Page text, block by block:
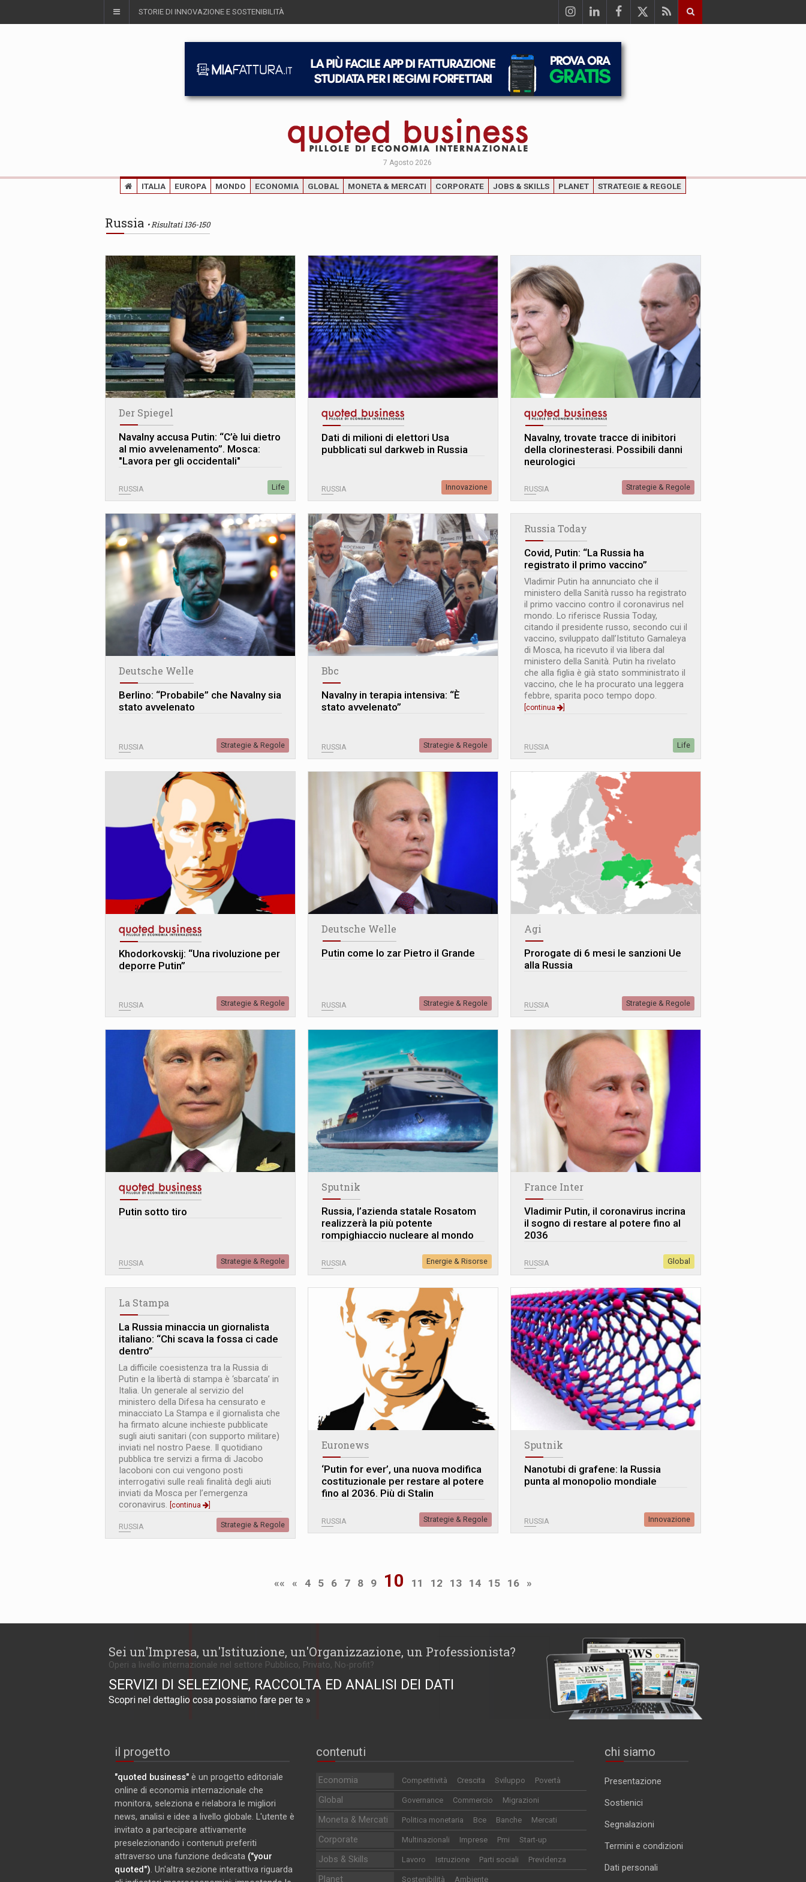
STORIE DI INNOVAZIONE E SOSTENIBILITÀ
7 Agosto 2026
ITALIA EUROPA MONDO ECONOMIA GLOBAL MONETA & MERCATI CORPORATE JOBS & SKILLS PLANET STRATEGIE & REGOLE
Russia Risultati 136-150
Der Spiegel
Navalny accusa Putin: “C’è lui dietro
al mio avvelenamento”. Mosca:
"Lavora per gli occidentali"
RUSSIA Life
Dati di milioni di elettori Usa
pubblicati sul darkweb in Russia
RUSSIA Innovazione
Navalny, trovate tracce di inibitori
della clorinesterasi. Possibili danni
neurologici
RUSSIA Strategie & Regole
Deutsche Welle
Berlino: “Probabile” che Navalny sia
stato avvelenato
RUSSIA Strategie & Regole
Bbc
Navalny in terapia intensiva: “È
stato avvelenato”
RUSSIA Strategie & Regole
Russia Today
Covid, Putin: “La Russia ha
registrato il primo vaccino”
Vladimir Putin ha annunciato che il
ministero della Sanità russo ha registrato
il primo vaccino contro il coronavirus nel
mondo. Lo riferisce Russia Today,
citando il presidente russo, secondo cui il
vaccino, sviluppato dall’Istituto Gamaleya
di Mosca, ha ricevuto il via libera dal
ministero della Sanità. Putin ha rivelato
che alla figlia è già stato somministrato il
vaccino, che le ha procurato una leggera
febbre, sparita poco tempo dopo.
[continua ]
RUSSIA Life
Khodorkovskij: “Una rivoluzione per
deporre Putin”
RUSSIA Strategie & Regole
Deutsche Welle
Putin come lo zar Pietro il Grande
RUSSIA Strategie & Regole
Agi
Prorogate di 6 mesi le sanzioni Ue
alla Russia
RUSSIA Strategie & Regole
Putin sotto tiro
RUSSIA Strategie & Regole
Sputnik
Russia, l’azienda statale Rosatom
realizzerà la più potente
rompighiaccio nucleare al mondo
RUSSIA Energie & Risorse
France Inter
Vladimir Putin, il coronavirus incrina
il sogno di restare al potere fino al
2036
RUSSIA Global
La Stampa
La Russia minaccia un giornalista
italiano: “Chi scava la fossa ci cade
dentro”
La difficile coesistenza tra la Russia di
Putin e la libertà di stampa è ‘sbarcata’ in
Italia. Un generale al servizio del
ministero della Difesa ha censurato e
minacciato La Stampa e il giornalista che
ha firmato alcune inchieste pubblicate
sugli aiuti sanitari (con supporto militare)
inviati nel nostro Paese. Il quotidiano
pubblica tre servizi a firma di Jacobo
Iacoboni con cui vengono posti
interrogativi sulle reali finalità degli aiuti
inviati da Mosca per l’emergenza
coronavirus. [continua
RUSSIA Strategie & Regole
Euronews
‘Putin for ever’, una nuova modifica
costituzionale per restare al potere
fino al 2036. Più di Stalin
RUSSIA Strategie & Regole
Sputnik
Nanotubi di grafene: la Russia
punta al monopolio mondiale
RUSSIA Innovazione
«« « 4 5 6 7 8 9 10 11 12 13 14 15 16 »
Sei un'Impresa, un'Istituzione, un'Organizzazione, un Professionista?
Operi a livello internazionale nel settore Pubblico, Privato, No-profit?
SERVIZI DI SELEZIONE, RACCOLTA ED ANALISI DEI DATI
Scopri nel dettaglio cosa possiamo fare per te »
il progetto
"quoted business" è un progetto editoriale
online di economia internazionale che
monitora, seleziona e rielabora le migliori
news, analisi e idee a livello globale. L'utente è
invitato a partecipare attivamente
preselezionando i contenuti preferiti
attraverso una funzione dedicata ("your
quoted"). Un'altra sezione interattiva riguarda
contenuti
Economia Competitività Crescita Sviluppo Povertà
Global Governance Commercio Migrazioni
Moneta & Mercati Politica monetaria Bce Banche Mercati
Corporate Multinazionali Imprese Pmi Start-up
Jobs & Skills Lavoro Istruzione Parti sociali Previdenza
Planet Sostenibilità Ambiente
chi siamo
Presentazione
Sostienici
Segnalazioni
Termini e condizioni
Dati personali